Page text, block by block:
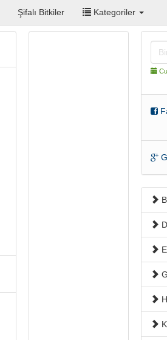
Şifalı Bitkiler Kategoriler